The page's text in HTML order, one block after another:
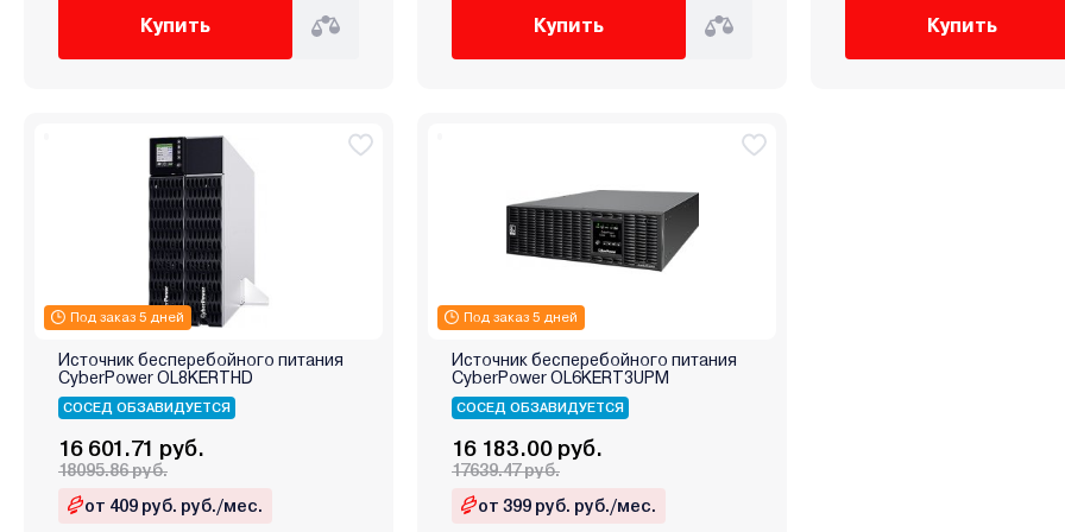
Купить Купить Купить
Под заказ 5 дней
Источник бесперебойного питания
CyberPower OL8KERTHD
СОСЕД ОБЗАВИДУЕТСЯ
16 601.71 руб.
18095.86 руб.
от 409 руб. руб./мес.
Под заказ 5 дней
Источник бесперебойного питания
CyberPower OL6KERT3UPM
СОСЕД ОБЗАВИДУЕТСЯ
16 183.00 руб.
17639.47 руб.
от 399 руб. руб./мес.